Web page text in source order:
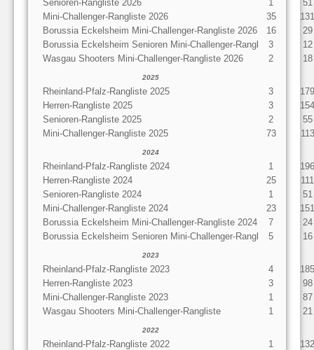
Senioren-Rangliste 2026
1
51
Mini-Challenger-Rangliste 2026
35
131
Borussia Eckelsheim Mini-Challenger-Rangliste 2026
16
29
Borussia Eckelsheim Senioren Mini-Challenger-Rangl
3
12
Wasgau Shooters Mini-Challenger-Rangliste 2026
2 18
2025
Rheinland-Pfalz-Rangliste 2025 3
179
Herren-Rangliste 2025
3
154
Senioren-Rangliste 2025
2
55
Mini-Challenger-Rangliste 2025
73 113
2024
Rheinland-Pfalz-Rangliste 2024 1
196
Herren-Rangliste 2024
25
111
Senioren-Rangliste 2024
1
51
Mini-Challenger-Rangliste 2024
23
151
Borussia Eckelsheim Mini-Challenger-Rangliste 2024
7
24
Borussia Eckelsheim Senioren Mini-Challenger-Rangl
5 16
2023
Rheinland-Pfalz-Rangliste 2023 4
185
Herren-Rangliste 2023
3
98
Mini-Challenger-Rangliste 2023
1
87
Wasgau Shooters Mini-Challenger-Rangliste
1 21
2022
Rheinland-Pfalz-Rangliste 2022 1
132